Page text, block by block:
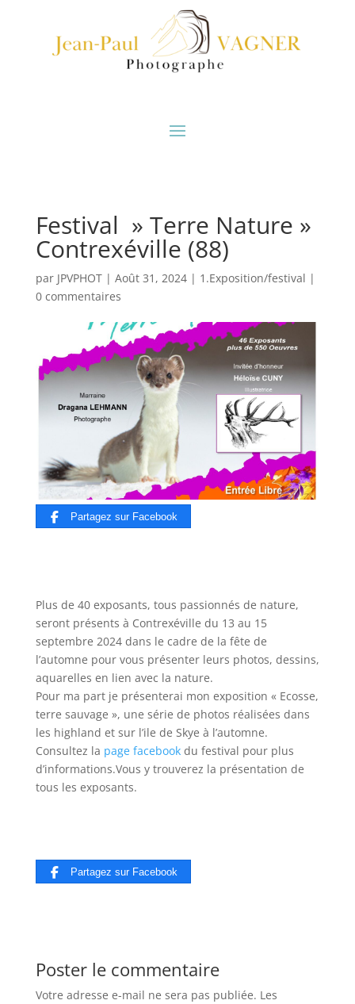
Festival » Terre Nature »
Contrexéville (88)
par JPVPHOT| Août 31, 2024| 1.Exposition/festival |
0 commentaires
Partagez sur Facebook
Plus de 40 exposants, tous passionnés de nature,
seront présents à Contrexéville du 13 au 15
septembre 2024 dans le cadre de la fête de
l’automne pour vous présenter leurs photos, dessins,
aquarelles en lien avec la nature.
Pour ma part je présenterai mon exposition « Ecosse,
terre sauvage », une série de photos réalisées dans
les highland et sur l’ile de Skye à l’automne.
Consultez la page facebookdu festival pour plus
d’informations.Vous y trouverez la présentation de
tous les exposants.
Partagez sur Facebook
Poster le commentaire
Votre adresse e-mail ne sera pas publiée. Les